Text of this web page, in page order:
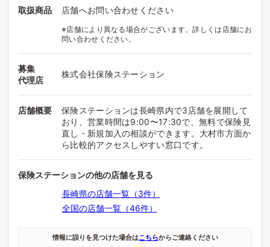
取扱商品 店舗へお問い合わせください
※店舗により異なる場合がございます。詳しくは店舗にお
問い合わせください。
募集
代理店
株式会社保険ステーション
店舗概要
保険ステーションは長崎県内で3店舗を展開して
おり、営業時間は9:00〜17:30で、無料で保険見
直し・新規加入の相談ができます。大村市方面か
ら比較的アクセスしやすい窓口です。
保険ステーションの他の店舗を見る
長崎県の店舗一覧（3件）
全国の店舗一覧（46件）
情報に誤りを見つけた場合はこちらからご連絡ください